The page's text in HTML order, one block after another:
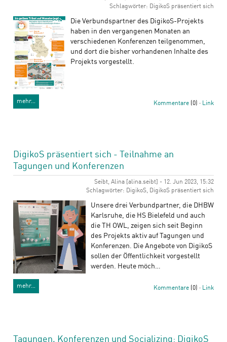
Schlagwörter: DigikoS präsentiert sich
Die Verbundspartner des DigikoS-Projekts
haben in den vergangenen Monaten an
verschiedenen Konferenzen teilgenommen,
und dort die bisher vorhandenen Inhalte des
Projekts vorgestellt.
mehr… Kommentare (0) · Link
DigikoS präsentiert sich - Teilnahme an
Tagungen und Konferenzen
Seibt, Alina [alina.seibt] - 12. Jun 2023, 15:32
Schlagwörter: DigikoS, DigikoS präsentiert sich
Unsere drei Verbundpartner, die DHBW
Karlsruhe, die HS Bielefeld und auch
die TH OWL, zeigen sich seit Beginn
des Projekts aktiv auf Tagungen und
Konferenzen. Die Angebote von DigikoS
sollen der Öffentlichkeit vorgestellt
werden. Heute möch…
mehr… Kommentare (0) · Link
Tagungen, Konferenzen und Socializing: DigikoS